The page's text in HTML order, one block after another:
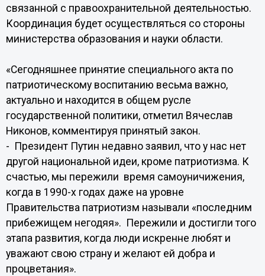
связанной с правоохранительной деятельностью.
Координация будет осуществляться со стороны
министерства образования и науки области.
«Сегодняшнее принятие специального акта по
патриотическому воспитанию весьма важно,
актуально и находится в общем русле
государственной политики, отметил Вячеслав
Никонов, комментируя принятый закон.
- Президент Путин недавно заявил, что у нас нет
другой национальной идеи, кроме патриотизма. К
счастью, мы пережили время самоуничижения,
когда в 1990-х годах даже на уровне
Правительства патриотизм называли «последним
прибежищем негодяя». Пережили и достигли того
этапа развития, когда люди искренне любят и
уважают свою страну и желают ей добра и
процветания».